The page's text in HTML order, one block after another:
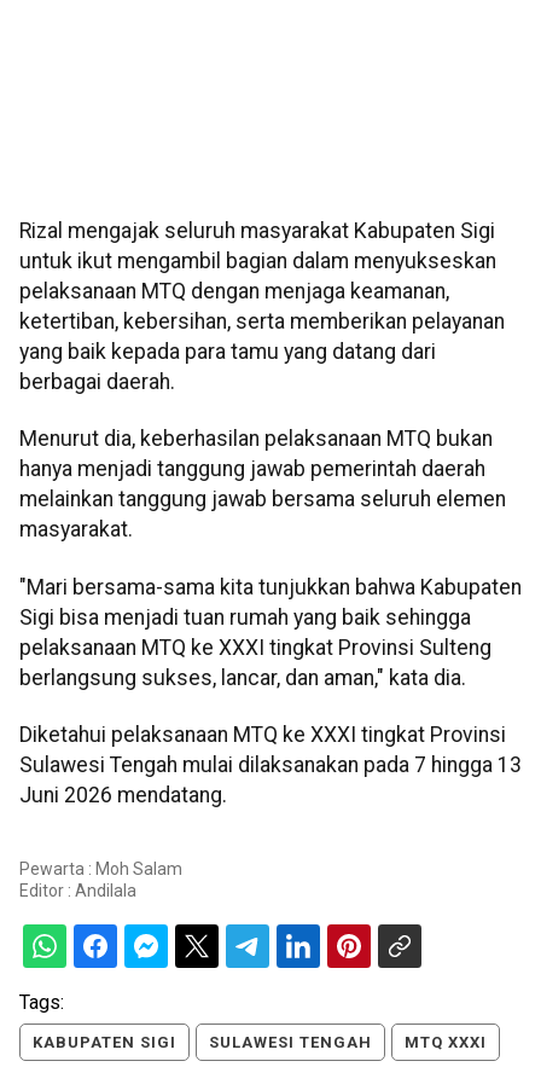
Rizal mengajak seluruh masyarakat Kabupaten Sigi
untuk ikut mengambil bagian dalam menyukseskan
pelaksanaan MTQ dengan menjaga keamanan,
ketertiban, kebersihan, serta memberikan pelayanan
yang baik kepada para tamu yang datang dari
berbagai daerah.
Menurut dia, keberhasilan pelaksanaan MTQ bukan
hanya menjadi tanggung jawab pemerintah daerah
melainkan tanggung jawab bersama seluruh elemen
masyarakat.
"Mari bersama-sama kita tunjukkan bahwa Kabupaten
Sigi bisa menjadi tuan rumah yang baik sehingga
pelaksanaan MTQ ke XXXI tingkat Provinsi Sulteng
berlangsung sukses, lancar, dan aman," kata dia.
Diketahui pelaksanaan MTQ ke XXXI tingkat Provinsi
Sulawesi Tengah mulai dilaksanakan pada 7 hingga 13
Juni 2026 mendatang.
Pewarta : Moh Salam
Editor : Andilala
Tags:
KABUPATEN SIGI SULAWESI TENGAH MTQ XXXI